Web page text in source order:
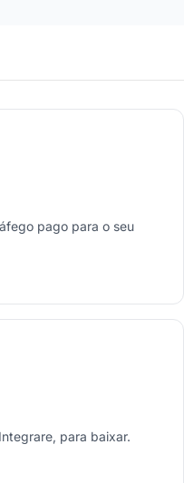
pago para o seu
para baixar.